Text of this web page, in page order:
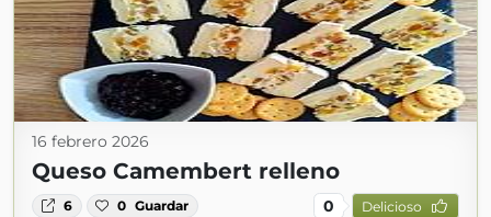
16 febrero 2026
Queso Camembert relleno
6 0 Guardar 0 Delicioso